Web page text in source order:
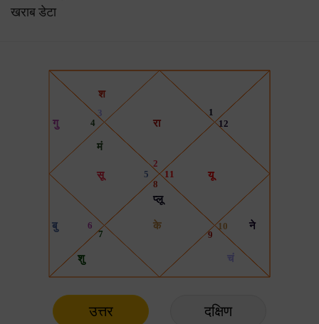
खराब डेटा
उत्तर दक्षिण